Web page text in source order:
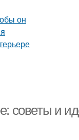
советы и